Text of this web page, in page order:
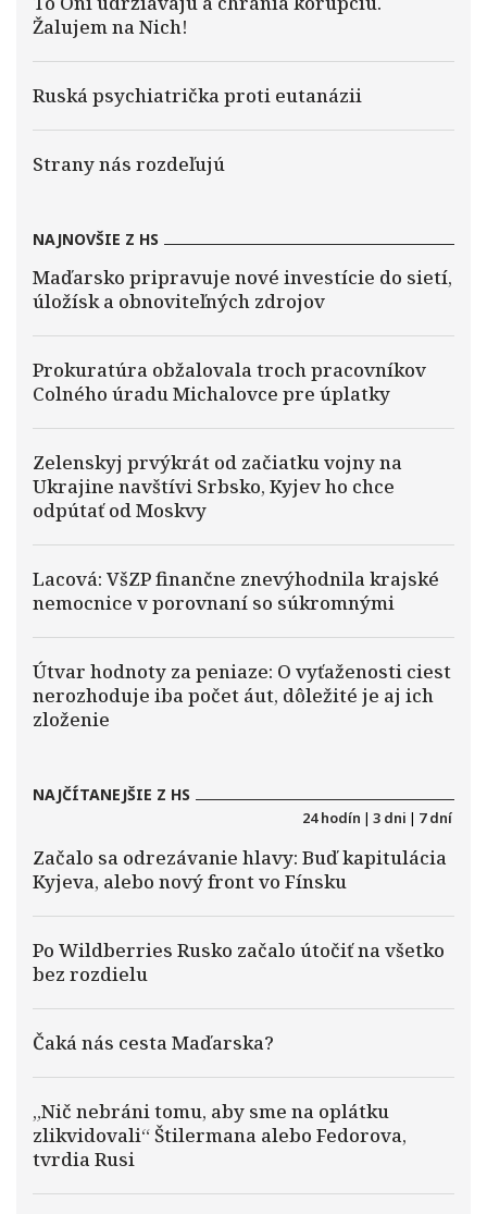
Žalujem na Nich!
Ruská psychiatrička proti eutanázii
Strany nás rozdeľujú
NAJNOVŠIE Z HS
Maďarsko pripravuje nové investície do sietí,
úložísk a obnoviteľných zdrojov
Prokuratúra obžalovala troch pracovníkov
Colného úradu Michalovce pre úplatky
Zelenskyj prvýkrát od začiatku vojny na
Ukrajine navštívi Srbsko, Kyjev ho chce
odpútať od Moskvy
Lacová: VšZP finančne znevýhodnila krajské
nemocnice v porovnaní so súkromnými
Útvar hodnoty za peniaze: O vyťaženosti ciest
nerozhoduje iba počet áut, dôležité je aj ich
zloženie
NAJČÍTANEJŠIE Z HS
24 hodín | 3 dni | 7 dní
Začalo sa odrezávanie hlavy: Buď kapitulácia
Kyjeva, alebo nový front vo Fínsku
Po Wildberries Rusko začalo útočiť na všetko
bez rozdielu
Čaká nás cesta Maďarska?
„Nič nebráni tomu, aby sme na oplátku
zlikvidovali“ Štilermana alebo Fedorova,
tvrdia Rusi